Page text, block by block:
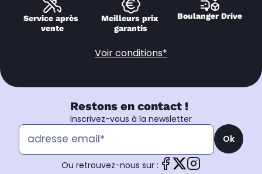
Service après
vente
Meilleurs prix
garantis
Boulanger Drive
Voir conditions*
Restons en contact !
Inscrivez-vous à la newsletter
Ok
Ou retrouvez-nous sur :